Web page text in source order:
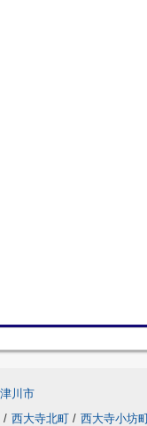
川市
/ 西大寺北町 / 西大寺小坊